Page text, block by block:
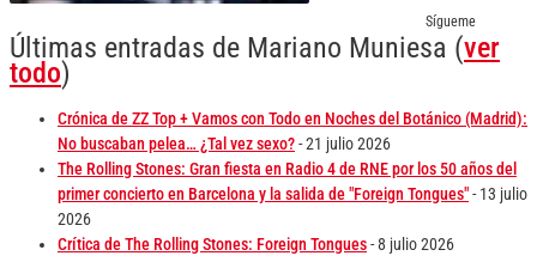
Sígueme
Últimas entradas de Mariano Muniesa (ver
todo)
Crónica de ZZ Top + Vamos con Todo en Noches del Botánico (Madrid):
No buscaban pelea… ¿Tal vez sexo?- 21 julio 2026
The Rolling Stones: Gran fiesta en Radio 4 de RNE por los 50 años del
primer concierto en Barcelona y la salida de "Foreign Tongues"- 13 julio
2026
Crítica de The Rolling Stones: Foreign Tongues- 8 julio 2026